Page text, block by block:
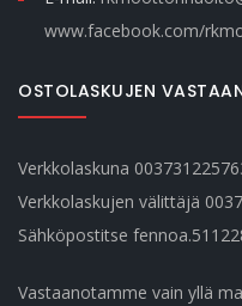
www.facebook.com/
OSTOLASKUJEN
Verkkolaskuna
Verkkolaskujen välittäjä
Sähköpostitse
Vastaanotamme vain yllä